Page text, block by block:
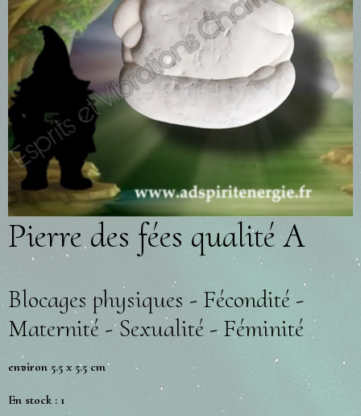
Pierre des fées qualité A
Blocages physiques - Fécondité -
Maternité - Sexualité - Féminité
environ 5.5 x 5.5 cm
En stock : 1